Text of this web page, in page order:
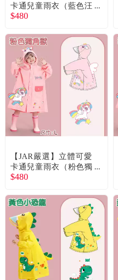
卡通兒童雨衣（藍色汪
汪狗）（XL）廠商直送
$480
【JAR嚴選】立體可愛
卡通兒童雨衣（粉色獨
角獸）（L）廠商直送
$480